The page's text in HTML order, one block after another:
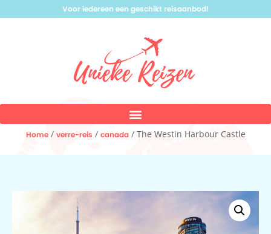
Voor iedereen een geschikt reisaanbod!
Home/ verre-reis / canada/ The Westin Harbour Castle